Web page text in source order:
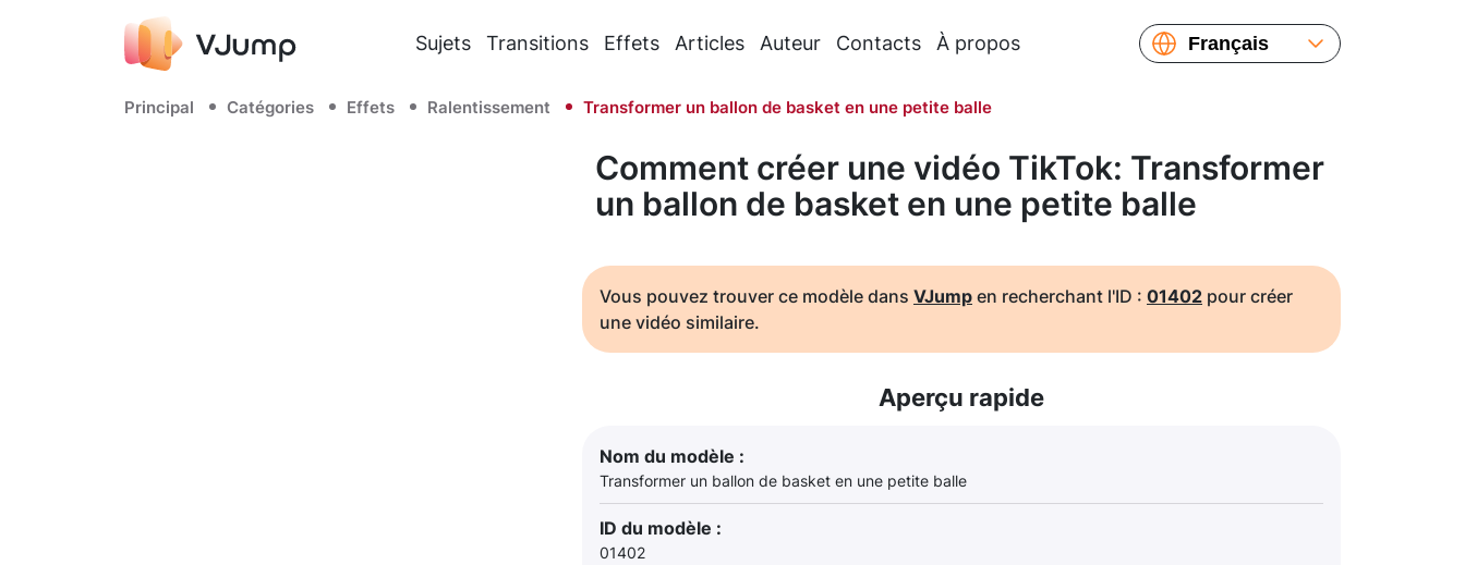
Sujets Transitions Effets Articles Auteur Contacts À propos
Français
Українська
繁體中文
Principal Catégories Effets Ralentissement Transformer un ballon de basket en une petite balle
Comment créer une vidéo TikTok: Transformer
un ballon de basket en une petite balle
Vous pouvez trouver ce modèle dans VJump en recherchant l'ID : 01402 pour créer
une vidéo similaire.
Aperçu rapide
Nom du modèle :
Transformer un ballon de basket en une petite balle
ID du modèle :
01402